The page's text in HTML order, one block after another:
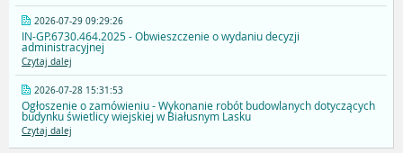
2026-07-29 09:29:26
IN-GP.6730.464.2025 - Obwieszczenie o wydaniu decyzji
administracyjnej
Czytaj dalej
2026-07-28 15:31:53
Ogłoszenie o zamówieniu - Wykonanie robót budowlanych dotyczących
budynku świetlicy wiejskiej w Białusnym Lasku
Czytaj dalej